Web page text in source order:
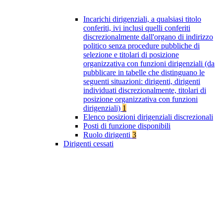
Incarichi dirigenziali, a qualsiasi titolo
conferiti, ivi inclusi quelli conferiti
discrezionalmente dall'organo di indirizzo
politico senza procedure pubbliche di
selezione e titolari di posizione
organizzativa con funzioni dirigenziali (da
pubblicare in tabelle che distinguano le
seguenti situazioni: dirigenti, dirigenti
individuati discrezionalmente, titolari di
posizione organizzativa con funzioni
dirigenziali) 1
Elenco posizioni dirigenziali discrezionali
Posti di funzione disponibili
Ruolo dirigenti 3
Dirigenti cessati